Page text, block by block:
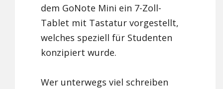
dem GoNote Mini ein 7-Zoll-
Tablet mit Tastatur vorgestellt,
welches speziell für Studenten
konzipiert wurde.
Wer unterwegs viel schreiben